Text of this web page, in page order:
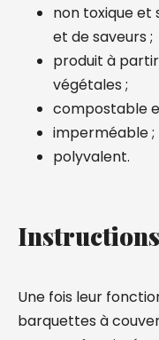
non toxique et
et de saveurs ;
produit à partir
végétales ;
compostable
imperméable ;
polyvalent.
Une fois leur
barquettes à